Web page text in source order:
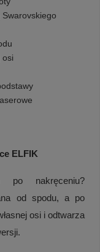
osi
ELFIK
po nakręceniu?
od spodu, a po
osi i odtwarza